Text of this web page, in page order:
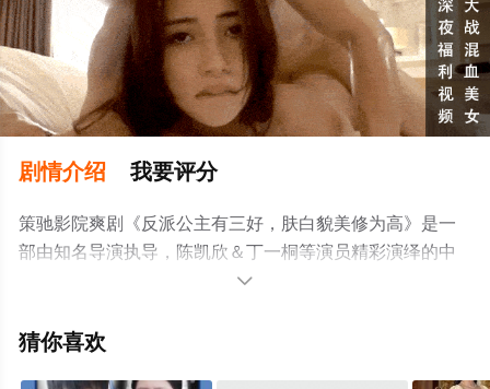
剧情介绍 我要评分
策驰影院爽剧《反派公主有三好，肤白貌美修为高》是一
部由知名导演执导，陈凯欣＆丁一桐等演员精彩演绎的中
国大陆电视剧，大结局剧情已揭晓（全83集），手机免费
相关信息可移步至豆瓣电视剧、电视猫或剧情网等平台了

猜你喜欢